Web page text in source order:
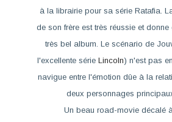
à la librairie pour sa série Ratafia.
de son frère est très réussie et donne
très bel album. Le scénario de
l'excellente sérieLincoln) n'est pas
navigue entre l'émotion dûe à la
deux personnages
Un beau road-movie décalé